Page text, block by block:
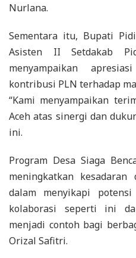
Nurlana.
​Sementara itu, Bupati
Asisten II Setdakab
menyampaikan
kontribusi PLN terhadap
​“Kami menyampaikan
Aceh atas sinergi dan
ini.
Program Desa Siaga
meningkatkan kesadaran
dalam menyikapi
kolaborasi seperti ini
menjadi contoh bagi
Orizal Safitri.